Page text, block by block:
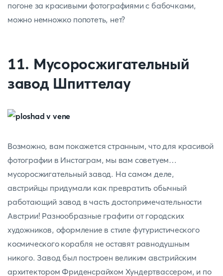
погоне за красивыми фотографиями с бабочками,
можно немножко попотеть, нет?
11. Мусоросжигательный
завод Шпиттелау
Возможно, вам покажется странным, что для красивой
фотографии в Инстаграм, мы вам советуем…
мусоросжигательный завод. На самом деле,
австрийцы придумали как превратить обычный
работающий завод в часть достопримечательности
Австрии! Разнообразные графити от городских
художников, оформление в стиле футуристического
космического корабля не оставят равнодушным
никого. Завод был построен великим австрийским
архитектором Фриденсрайхом Хундертвассером, и по